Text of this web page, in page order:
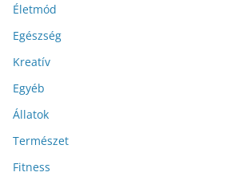
Életmód
Egészség
Kreatív
Egyéb
Állatok
Természet
Fitness